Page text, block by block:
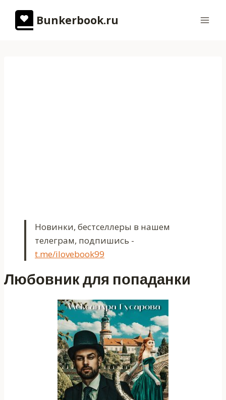
содержимому
Bunkerbook.ru
Новинки, бестселлеры в нашем
телеграм, подпишись -
t.me/ilovebook99
Любовник для попаданки